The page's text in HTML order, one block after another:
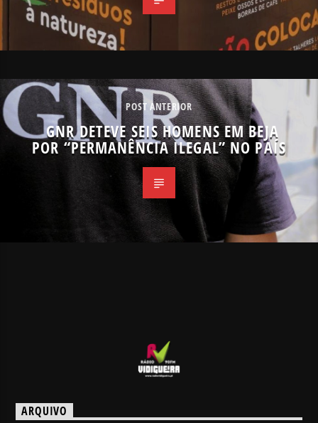
POST ANTERIOR
GNR DETEVE SEIS HOMENS EM BEJA
POR “PERMANÊNCIA ILEGAL” NO PAÍS
ARQUIVO